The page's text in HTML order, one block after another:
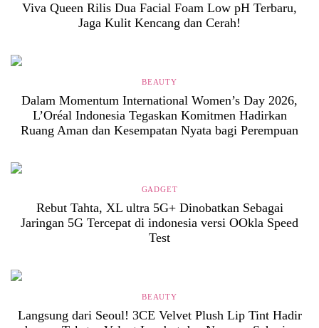
Viva Queen Rilis Dua Facial Foam Low pH Terbaru,
Jaga Kulit Kencang dan Cerah!
BEAUTY
Dalam Momentum International Women’s Day 2026,
L’Oréal Indonesia Tegaskan Komitmen Hadirkan
Ruang Aman dan Kesempatan Nyata bagi Perempuan
GADGET
Rebut Tahta, XL ultra 5G+ Dinobatkan Sebagai
Jaringan 5G Tercepat di indonesia versi OOkla Speed
Test
BEAUTY
Langsung dari Seoul! 3CE Velvet Plush Lip Tint Hadir